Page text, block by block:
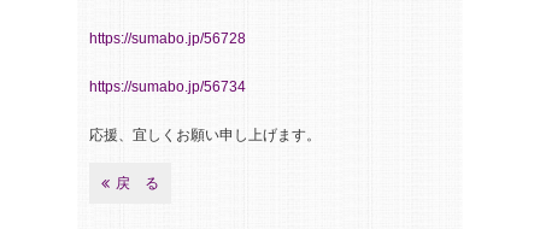
https://sumabo.jp/56728
https://sumabo.jp/56734
応援、宜しくお願い申し上げます。
戻 る